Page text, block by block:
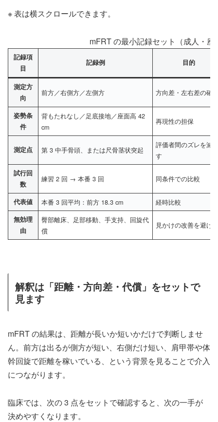
※ 表は横スクロールできます。
mFRT の最小記録セット（成人・座
記録項
目
記録例 目的
測定方
向
前方／右側方／左側方 方向差・左右差の確
姿勢条
件
背もたれなし／足底接地／座面高 42
cm
再現性の担保
測定点 第 3 中手骨頭、または尺骨茎状突起
評価者間のズレを減
す
試行回
数
練習 2 回 → 本番 3 回 同条件での比較
代表値 本番 3 回平均：前方 18.3 cm 経時比較
無効理
由
臀部離床、足部移動、手支持、回旋代
償
見かけの改善を避け
解釈は「距離・方向差・代償」をセットで
見ます
mFRT の結果は、距離が長いか短いかだけで判断しませ
ん。前方は出るが側方が短い、右側だけ短い、肩甲帯や体
幹回旋で距離を稼いでいる、という背景を見ることで介入
につながります。
臨床では、次の 3 点をセットで確認すると、次の一手が
決めやすくなります。